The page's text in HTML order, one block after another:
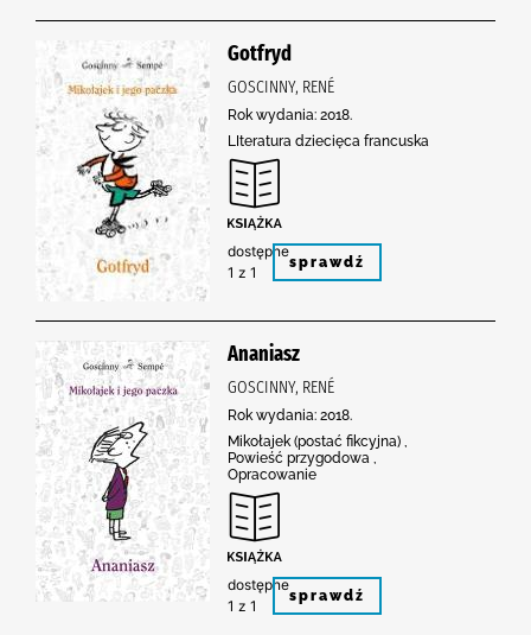
Gotfryd
GOSCINNY, RENÉ
Rok wydania: 2018.
LIteratura dziecięca francuska
dostępne
1 z 1
sprawdź
Ananiasz
GOSCINNY, RENÉ
Rok wydania: 2018.
Mikołajek (postać fikcyjna) ,
Powieść przygodowa ,
Opracowanie
dostępne
1 z 1
sprawdź